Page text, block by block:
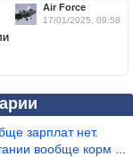
Air Force
17/01/2025, 09:58
зарплат нет.
корм для живот